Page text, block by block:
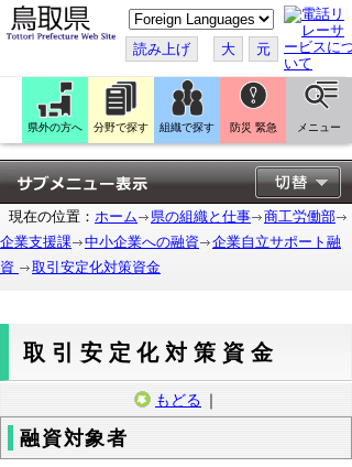
こ
の
ペ
ー
ジ
翻
訳
す
る
読み上げ 大 元
県外の方へ 分野で探す 組織で探す 防災 緊急 メニュー
現在の位置： ホーム 県の組織と仕事
商工労働部
企業支援課
中小企業への融資
企業自立サポート融
資
取引安定化対策資金
取引安定化対策資金
もどる ｜
融資対象者